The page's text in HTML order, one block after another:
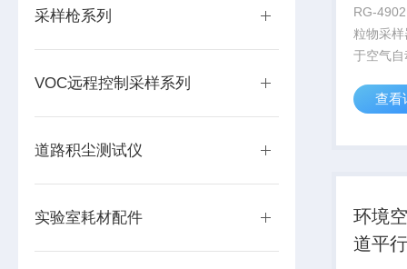
采样枪系列
VOC远程控制采样系列
道路积尘测试仪
实验室耗材配件
RG-
粒物采
于空气自
控。配
TSP/
查看
环境
道平